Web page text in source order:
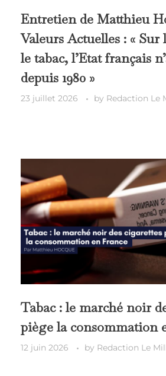
Entretien de Matthieu
Valeurs Actuelles : «
le tabac, l’Etat français
depuis 1980 »
23 juillet 2026 by Redaction Le
Tabac : le marché noir
piège la consommation
12 juin 2026 by Redaction Le